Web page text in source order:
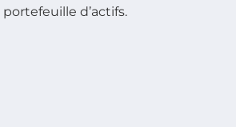
d’actifs.